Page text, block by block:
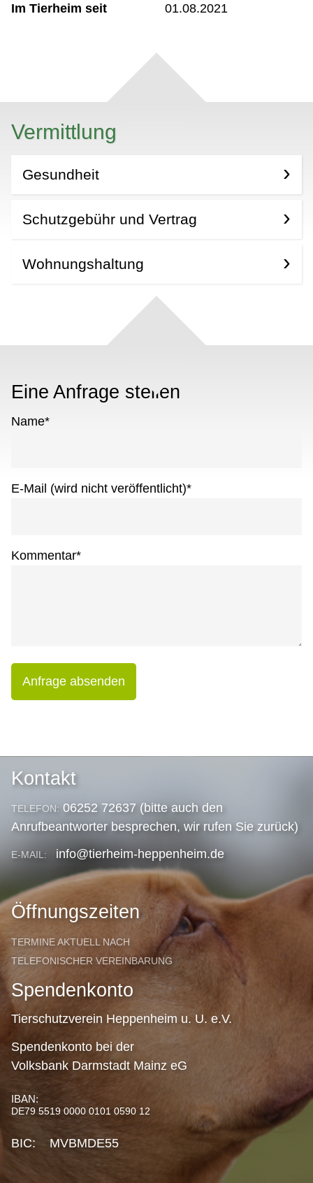
Im Tierheim seit 01.08.2021
Vermittlung
Gesundheit
Schutzgebühr und Vertrag
Wohnungshaltung
Eine Anfrage stellen
Name*
E-Mail (wird nicht veröffentlicht)*
Kommentar*
Anfrage absenden
Kontakt
TELEFON: 06252 72637 (bitte auch den
Anrufbeantworter besprechen, wir rufen Sie zurück)
E-MAIL: info@tierheim-heppenheim.de
Öffnungszeiten
TERMINE AKTUELL NACH
TELEFONISCHER VEREINBARUNG
Spendenkonto
Tierschutzverein Heppenheim u. U. e.V.
Spendenkonto bei der
Volksbank Darmstadt Mainz eG
IBAN:
DE79 5519 0000 0101 0590 12
BIC: MVBMDE55